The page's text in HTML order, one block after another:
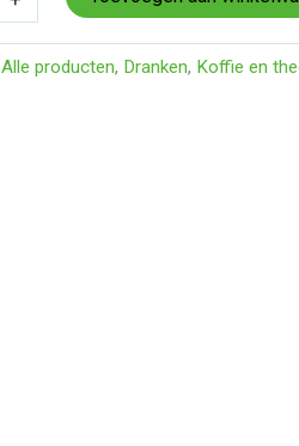
Alle producten, Dranken, Koffie en